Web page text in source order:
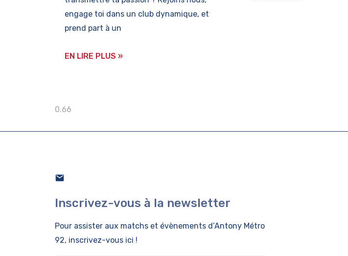
engage toi dans un club dynamique, et
prend part à un
EN LIRE PLUS »
Inscrivez-vous à la newsletter
Pour assister aux matchs et évènements d’Antony Métro
92, inscrivez-vous ici !